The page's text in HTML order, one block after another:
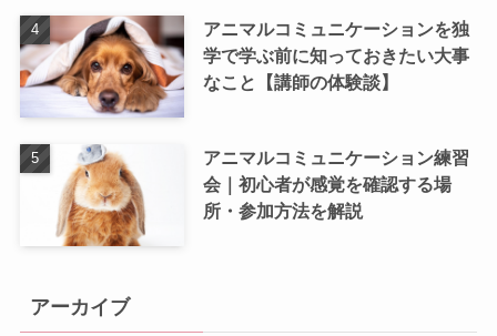
アニマルコミュニケーションを独
学で学ぶ前に知っておきたい大事
なこと【講師の体験談】
アニマルコミュニケーション練習
会｜初心者が感覚を確認する場
所・参加方法を解説
アーカイブ